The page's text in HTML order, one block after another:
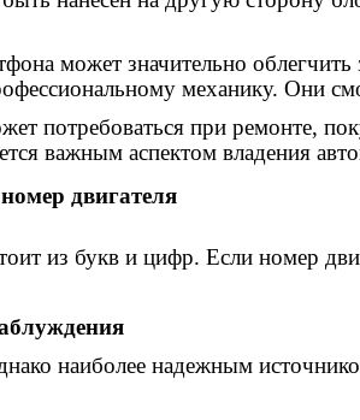
может значительно облегчить
механику. Они
потребоваться при ремонте,
важным аспектом владения
двигателя
из букв и цифр. Если номер
наиболее надежным